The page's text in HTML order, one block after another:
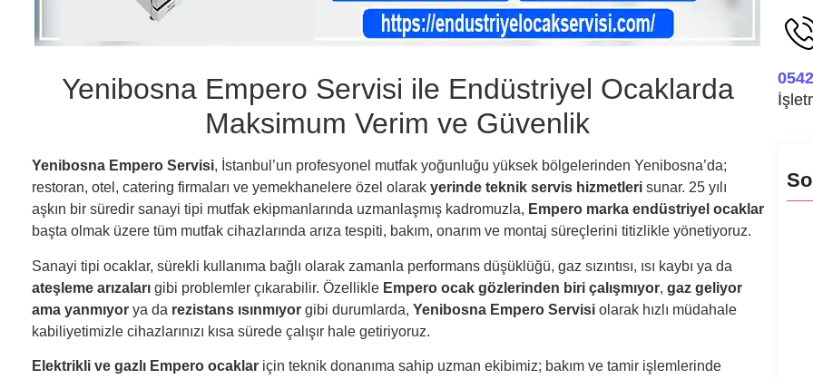
Yenibosna Empero Servisi ile Endüstriyel Ocaklarda
Maksimum Verim ve Güvenlik
Yenibosna Empero Servisi, İstanbul’un profesyonel mutfak yoğunluğu yüksek bölgelerinden Yenibosna’da;
restoran, otel, catering firmaları ve yemekhanelere özel olarak yerinde teknik servis hizmetleri sunar. 25 yılı
aşkın bir süredir sanayi tipi mutfak ekipmanlarında uzmanlaşmış kadromuzla, Empero marka endüstriyel ocaklar
başta olmak üzere tüm mutfak cihazlarında arıza tespiti, bakım, onarım ve montaj süreçlerini titizlikle yönetiyoruz.
Sanayi tipi ocaklar, sürekli kullanıma bağlı olarak zamanla performans düşüklüğü, gaz sızıntısı, ısı kaybı ya da
ateşleme arızaları gibi problemler çıkarabilir. Özellikle Empero ocak gözlerinden biri çalışmıyor, gaz geliyor
ama yanmıyor ya da rezistans ısınmıyor gibi durumlarda, Yenibosna Empero Servisi olarak hızlı müdahale
kabiliyetimizle cihazlarınızı kısa sürede çalışır hale getiriyoruz.
Elektrikli ve gazlı Empero ocaklar için teknik donanıma sahip uzman ekibimiz; bakım ve tamir işlemlerinde